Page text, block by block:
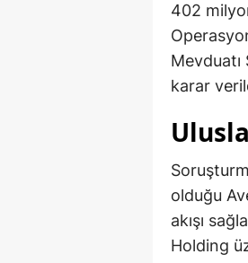
402
karar
olduğu
akışı
Holding